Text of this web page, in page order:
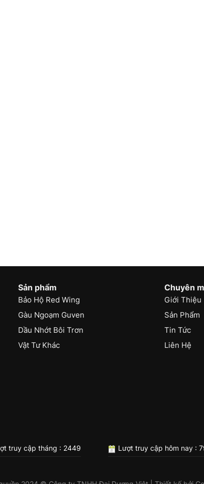
Sản phẩm
Bảo Hộ Red Wing
Gàu Ngoạm Guven
Dầu Nhớt Bôi Trơn
Vật Tư Khác
Chuyên
Giới Thiệu
Sản Phẩm
Tin Tức
Liên Hệ
truy cập tháng : 2449 Lượt truy cập hôm nay :